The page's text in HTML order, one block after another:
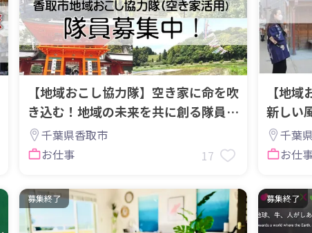
【地域おこし協力隊】空き家に命を吹
き込む！地域の未来を共に創る隊員を
募集！
千葉県香取市
お仕事
17
【地
新しい
募集千葉
お仕
募集終了 募集終了